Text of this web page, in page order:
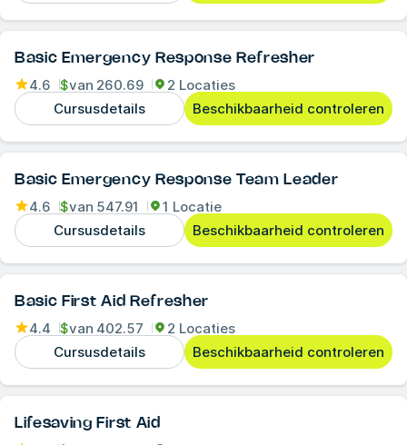
Basic Emergency Response Refresher
4.6 $van 260.69
2 Locaties
Cursusdetails
Beschikbaarheid controleren
Basic Emergency Response Team Leader
4.6 $van 547.91
1 Locatie
Cursusdetails
Beschikbaarheid controleren
Basic First Aid Refresher
4.4 $van 402.57
2 Locaties
Cursusdetails
Beschikbaarheid controleren
Lifesaving First Aid